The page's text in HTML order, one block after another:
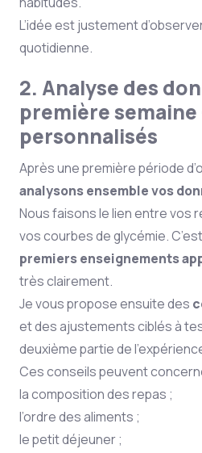
L’idée est justement
quotidienne.
2. Analyse des
première semaine
personnalisés
Après une première période
analysons ensemble vos
Nous faisons le lien entre vos
vos courbes de glycémie.
premiers enseignements
très clairement.
Je vous propose ensuite des
et des ajustements ciblés à
deuxième partie de
Ces conseils peuvent
la composition des repas ;
l’ordre des aliments ;
le petit déjeuner ;